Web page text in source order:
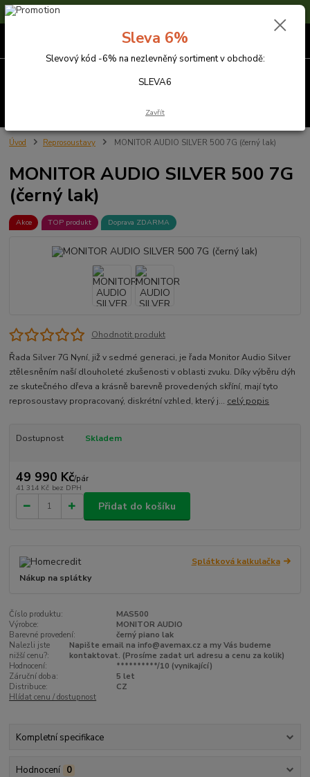
Sleva 6% na nezlevněné zboží s kódem SLEVA6
Úvod Reprosoustavy MONITOR AUDIO SILVER 500 7G (černý lak)
MONITOR AUDIO SILVER 500 7G
(černý lak)
Akce TOP produkt Doprava ZDARMA
Ohodnotit produkt
Řada Silver 7G Nyní, již v sedmé generaci, je řada Monitor Audio Silver
ztělesněním naší dlouholeté zkušenosti v oblasti zvuku. Díky výběru dýh
ze skutečného dřeva a krásně barevně provedených skříní, mají tyto
reprosoustavy propracovaný, diskrétní vzhled, který j... celý popis
Dostupnost Skladem
49 990 Kč/pár
41 314 Kč bez DPH
Přidat do košíku
Splátková kalkulačka
Nákup na splátky
Číslo produktu:
MAS500
Výrobce:
MONITOR AUDIO
Barevné provedení:
černý piano lak
Nalezli jste
nižší cenu?:
Napište email na info@avemax.cz a my Vás budeme
kontaktovat. (Prosíme zadat url adresu a cenu za kolik)
Hodnocení:
**********/10 (vynikající)
Záruční doba:
5 let
Distribuce:
CZ
Hlídat cenu / dostupnost
Kompletní specifikace
Hodnocení 0
Sleva 6%
Slevový kód -6% na nezlevněný sortiment v obchodě:
SLEVA6
Zavřít